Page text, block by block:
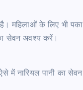
महिलाओं के लिए भी
सेवन अवश्‍य करें।
नारियल पानी का सेवन